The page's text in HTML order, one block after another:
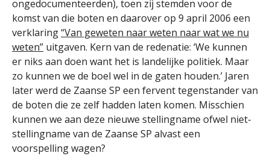
ongedocumenteerden), toen zij stemden voor de
komst van die boten en daarover op 9 april 2006 een
verklaring“Van geweten naar weten naar wat we nu
weten” uitgaven. Kern van de redenatie: ‘We kunnen
er niks aan doen want het is landelijke politiek. Maar
zo kunnen we de boel wel in de gaten houden.’ Jaren
later werd de Zaanse SP een fervent tegenstander van
de boten die ze zelf hadden laten komen. Misschien
kunnen we aan deze nieuwe stellingname ofwel niet-
stellingname van de Zaanse SP alvast een
voorspelling wagen?